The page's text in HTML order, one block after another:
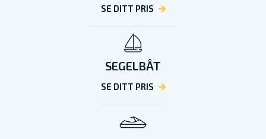
SE DITT PRIS
SEGELBÅT
SE DITT PRIS